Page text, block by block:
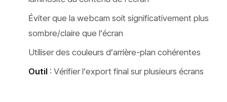
Éviter que la webcam soit significativement plus
sombre/claire que l’écran
Utiliser des couleurs d’arrière-plan cohérentes
Outil : Vérifier l’export final sur plusieurs écrans